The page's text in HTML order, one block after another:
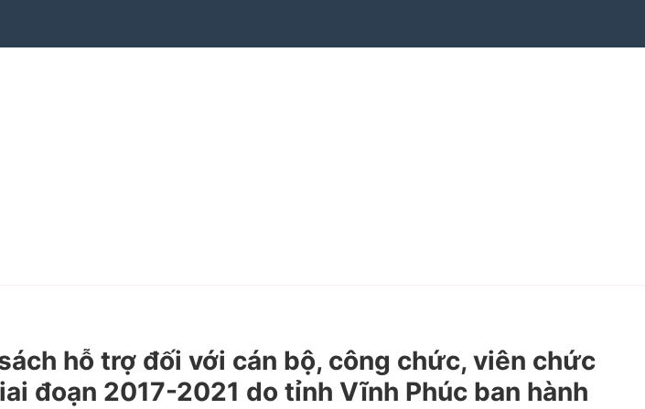
hỗ trợ đối với cán bộ, công chức, viên chức
đoạn 2017-2021 do tỉnh Vĩnh Phúc ban hành